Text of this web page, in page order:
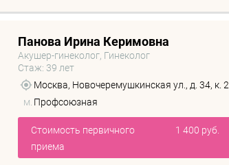
Панова Ирина Керимовна
Акушер-гинеколог, Гинеколог
Стаж: 39 лет
Москва, Новочеремушкинская ул., д. 34, к. 2
м. Профсоюзная
Стоимость первичного
приема
1 400 руб.